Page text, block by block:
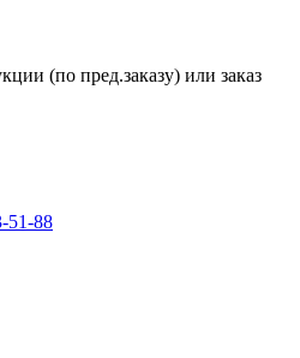
(по пред.заказу) или заказ
51-88